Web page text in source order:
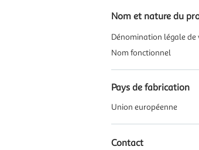
Nom et nature du
Dénomination légale de
Nom fonctionnel
Pays de fabrication
Union européenne
Contact